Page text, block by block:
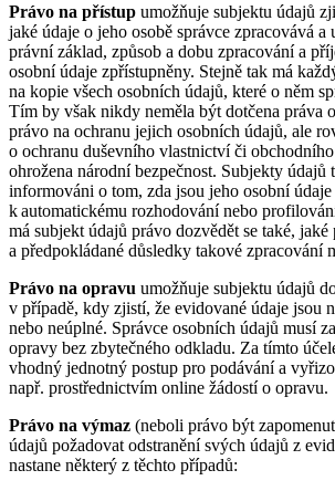
Právo na přístup umožňuje subjektu údajů
jaké údaje o jeho osobě správce zpracovává a
právní základ, způsob a dobu zpracování a
osobní údaje zpřístupněny. Stejně tak má
na kopie všech osobních údajů, které o něm
Tím by však nikdy neměla být dotčena práva
právo na ochranu jejich osobních údajů, ale
o ochranu duševního vlastnictví či
ohrožena národní bezpečnost. Subjekty údajů
informováni o tom, zda jsou jeho osobní
k automatickému rozhodování nebo
má subjekt údajů právo dozvědět se také,
a předpokládané důsledky takové zpracování
Právo na opravu umožňuje subjektu údajů
v případě, kdy zjistí, že evidované údaje jsou
nebo neúplné. Správce osobních údajů musí
opravy bez zbytečného odkladu. Za tímto
vhodný jednotný postup pro podávání a
např. prostřednictvím online žádostí o opravu.
Právo na výmaz (neboli právo být
údajů požadovat odstranění svých údajů z
nastane některý z těchto případů: